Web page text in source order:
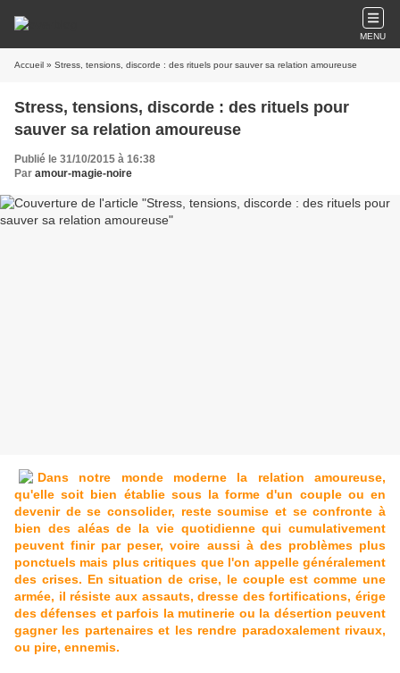
MENU
Accueil » Stress, tensions, discorde : des rituels pour sauver sa relation amoureuse
Stress, tensions, discorde : des rituels pour
sauver sa relation amoureuse
Publié le 31/10/2015 à 16:38
Par amour-magie-noire
Dans notre monde moderne la relation amoureuse,
qu'elle soit bien établie sous la forme d'un couple ou en
devenir de se consolider, reste soumise et se confronte à
bien des aléas de la vie quotidienne qui cumulativement
peuvent finir par peser, voire aussi à des problèmes plus
ponctuels mais plus critiques que l'on appelle généralement
des crises. En situation de crise, le couple est comme une
armée, il résiste aux assauts, dresse des fortifications, érige
des défenses et parfois la mutinerie ou la désertion peuvent
gagner les partenaires et les rendre paradoxalement rivaux,
ou pire, ennemis.